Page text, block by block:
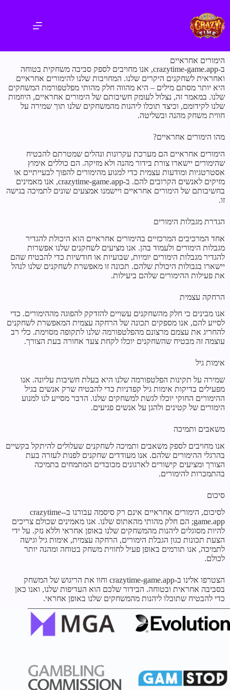
הימורים אחראיים
ב-crazytime-game.app, אנו מחויבים לספק סביבה משחקית בטוחה
ואחראית לשחקנים היקרים שלנו. המחויבות שלנו להימורים אחראיים
היא יותר מסתם מילים – היא מהווה חלק מהותי מפלטפורמת המשחקים
שלנו. במאמר זה, נצלול לעומק חשיבותם של הימורים אחראיים, היוזמות
שלנו לקידומם, וכיצד תוכלו ליהנות מהמשחקים שלנו תוך שמירה על
חווית משחק מהנה ובשליטה.
מהו הימורים אחראיים?
הימורים אחראיים הם מערכת עקרונות ונהלים שמטרתם להבטיח
שהימורים יישארו צורת בידור מהנה ולא מזיקה. הם כוללים אימוץ
אסטרטגיות ומודעות עצמית כדי למנוע מהימורים להפוך לבעייתיים או
מזיקים לאנשים הקרובים להם. ב-crazytime-game.app, אנו מאמינים
בחשיבותם של הימורים אחראיים ויישמנו אמצעים שונים לתמיכה בגישה
זו.
הגדרת מגבלות הימורים
אחד המרכיבים המרכזיים בהימורים אחראיים הוא היכולת להגדיר
מגבלות הימורים ולעמוד בהן. אנו מציעים לשחקנים שלנו אפשרות
להגדיר מגבלות הימורים יומיות, שבועיות או חודשיות כדי להבטיח שהם
יישארו בגבולות היכולת שלהם. תכונה זו מאפשרת לשחקנים שלנו לנהל
את פעילות ההימורים שלהם ביעילות.
הרחקה עצמית
אנו מבינים כי חלק מהשחקנים עשויים להזדקק להפוגה מההימורים. כדי
לסייע להם, אנו מספקים תכונה של הרחקה עצמית המאפשרת לשחקנים
להחריג את עצמם מרצונם מהפלטפורמה שלנו לתקופה מסוימת. כלי רב
עוצמה זה מבטיח שהשחקנים יוכלו לקחת צעד אחורה בעת הצורך.
אימות גיל
שמירה על תקינות הפלטפורמה שלנו היא בעלת חשיבות עליונה. אנו
מפעילים בדיקות אימות גיל קפדניות כדי להבטיח שרק אנשים בגיל
ההימורים החוקי יוכלו לגשת למשחקים שלנו. הדבר מסייע לנו למנוע
הימורים של קטינים ולהגן על אנשים פגיעים.
משאבים ותמיכה
אנו מחויבים לספק משאבים ותמיכה לשחקנים שעלולים להיתקל בקשיים
בהרגלי ההימורים שלהם. אנו מעודדים שחקנים לפנות לעזרה בעת
הצורך ומציעים קישורים לארגונים מכובדים המתמחים בתמיכה
בהתמכרות להימורים.
סיכום
לסיכום, הימורים אחראיים אינם רק סיסמה עבורנו ב-crazytime-
game.app; הם חלק מהותי מהאתוס שלנו. אנו מאמינים שכולם צריכים
להיות מסוגלים ליהנות מהמשחקים שלנו באופן אחראי וללא נזק. על ידי
הצעת תכונות כגון הגבלת הימורים, הרחקה עצמית, אימות גיל וגישה
לתמיכה, אנו תורמים באופן פעיל לחווית משחק בטוחה ומהנה יותר
לכולם.
הצטרפו אלינו ב-crazytime-game.app וחוו את הריגוש של המשחק
בסביבה אחראית ובטוחה. הבידור שלכם הוא העדיפות שלנו, ואנו כאן
כדי להבטיח שתוכלו ליהנות מהמשחקים שלנו באופן אחראי.